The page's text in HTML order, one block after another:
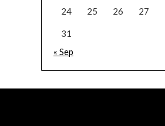
24 25 26 27
31
« Sep